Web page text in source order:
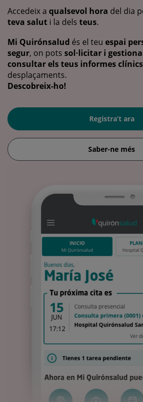
Accedeix a qualsevol hora del dia
teva salut i la dels teus.
Mi Quirónsalud és el teu espai
segur, on pots sol·licitar i
consultar els teus informes clínics
desplaçaments.
Descobreix-ho!
Registra’t ara
Saber-ne més